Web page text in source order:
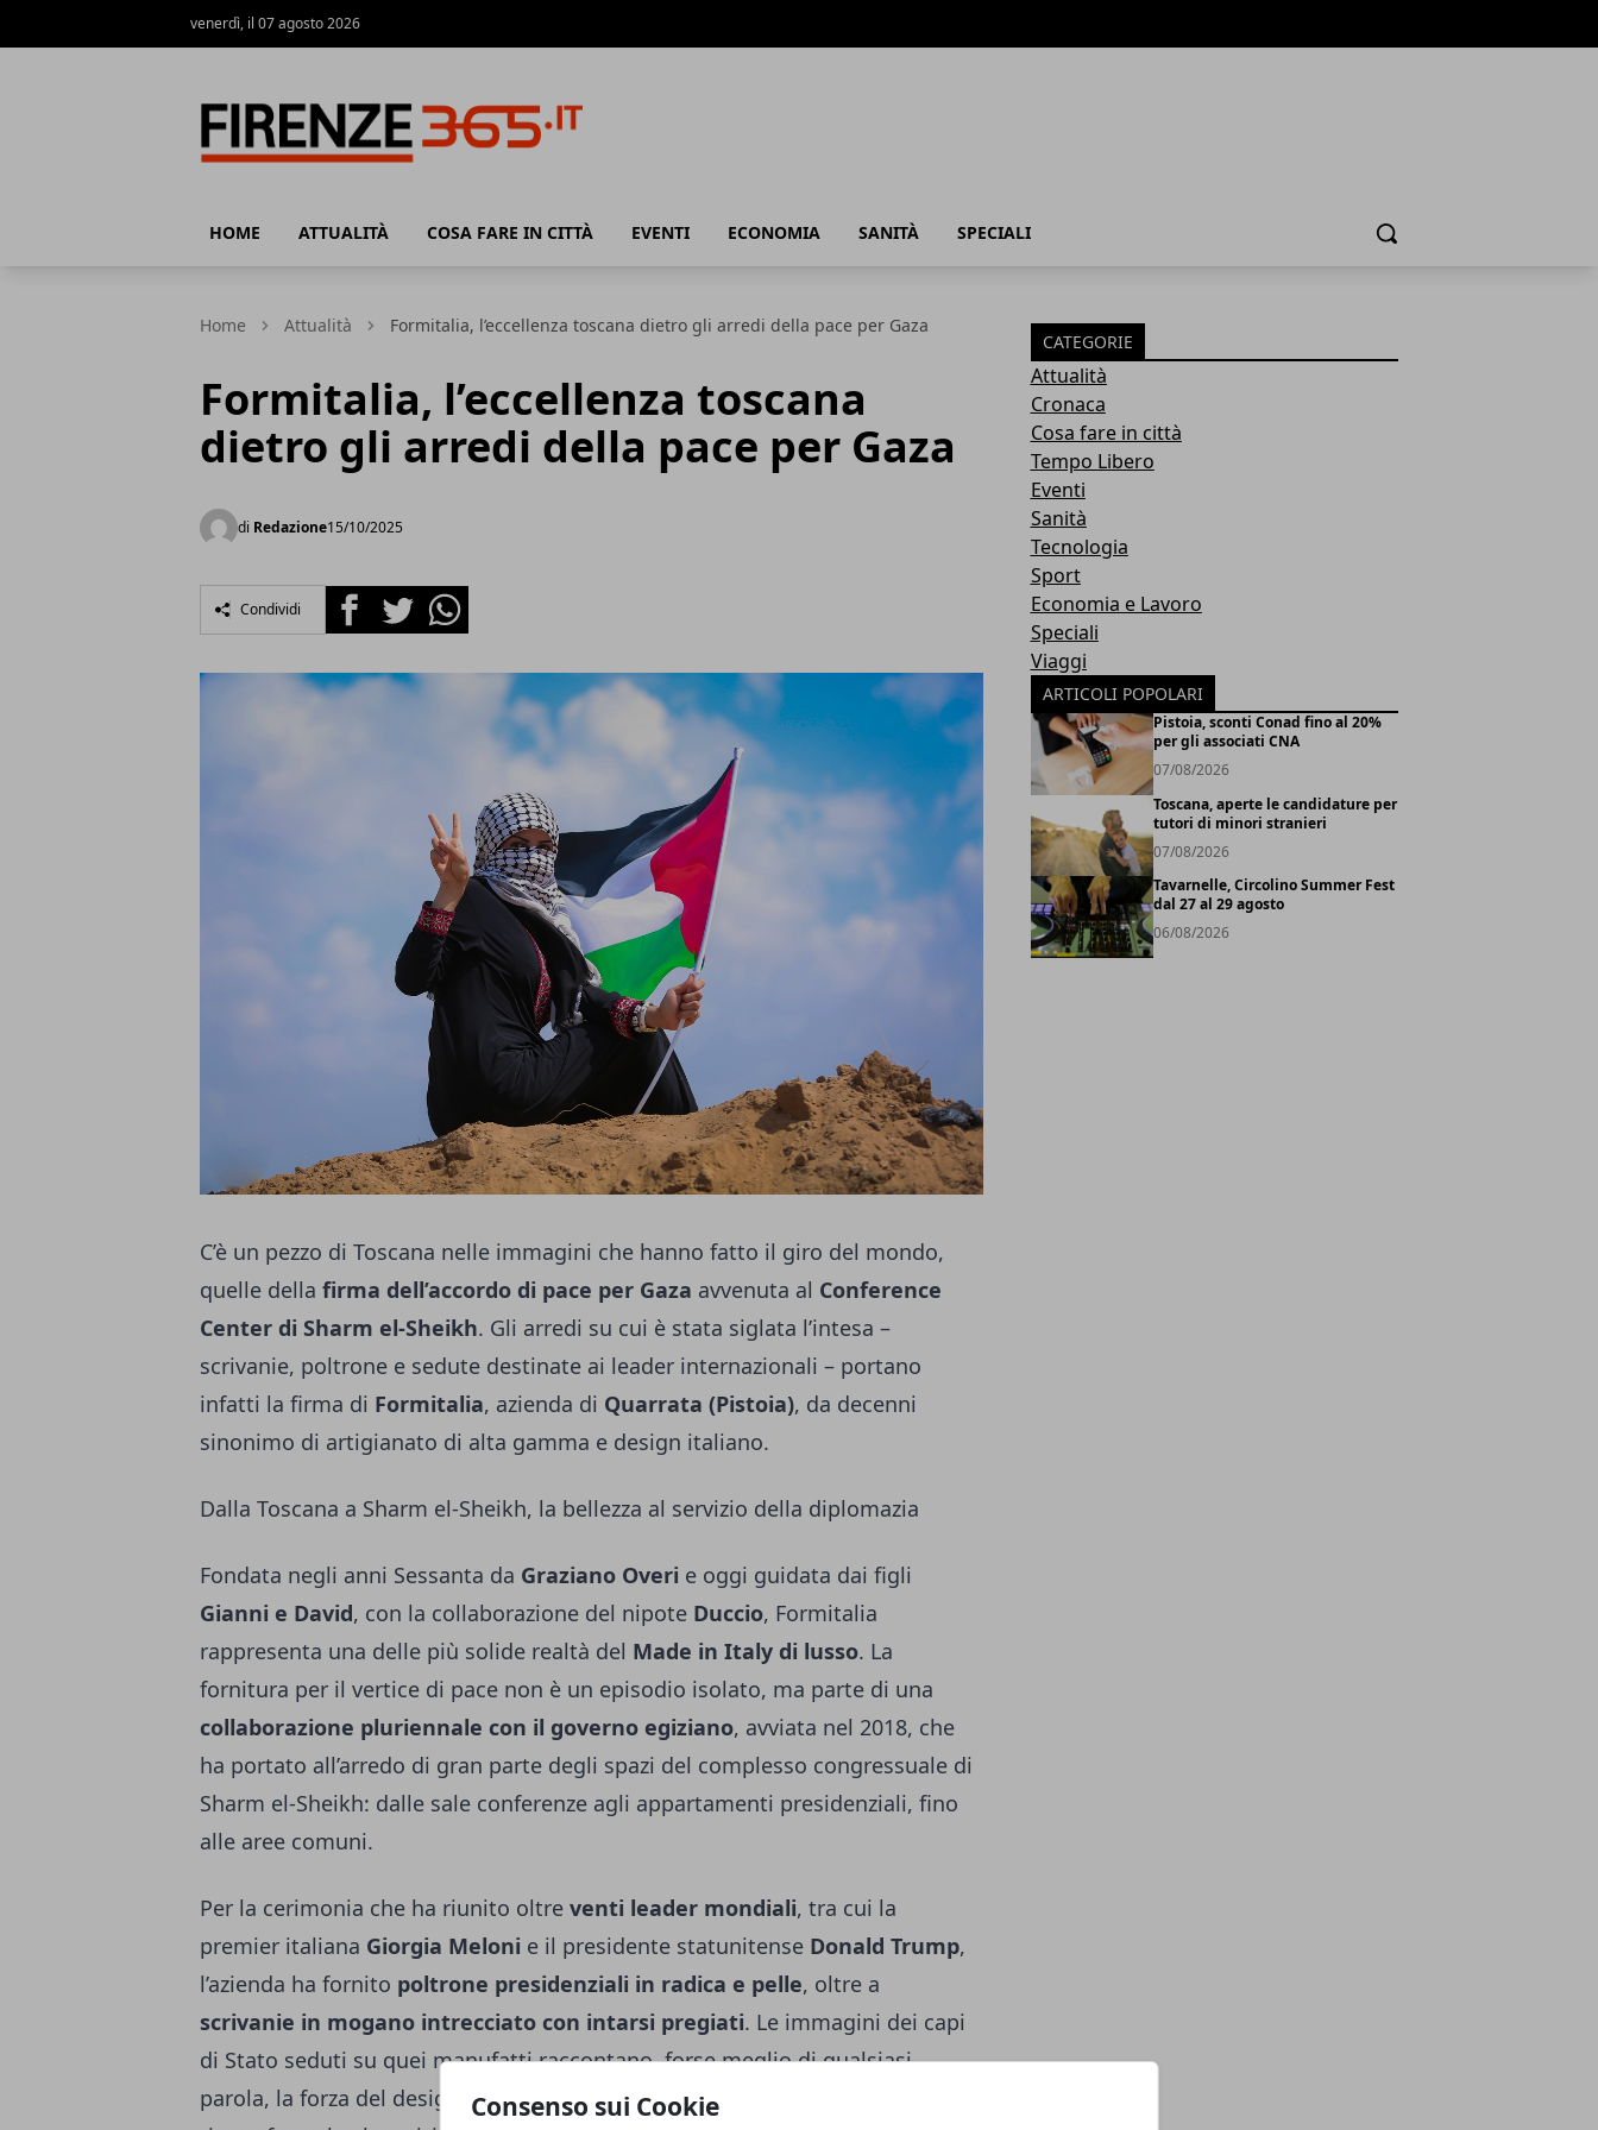
Consenso sui Cookie
venerdì, il 07 agosto 2026
HOME ATTUALITÀ COSA FARE IN CITTÀ EVENTI ECONOMIA SANITÀ SPECIALI Cerca
Home Attualità Formitalia, l’eccellenza toscana dietro gli arredi della pace per Gaza
Formitalia, l’eccellenza toscana
dietro gli arredi della pace per Gaza
di Redazione15/10/2025
Condividi FacebookTwitterWhatsapp
C’è un pezzo di Toscana nelle immagini che hanno fatto il giro del mondo,
quelle della firma dell’accordo di pace per Gaza avvenuta al Conference
Center di Sharm el-Sheikh. Gli arredi su cui è stata siglata l’intesa –
scrivanie, poltrone e sedute destinate ai leader internazionali – portano
infatti la firma di Formitalia, azienda di Quarrata (Pistoia), da decenni
sinonimo di artigianato di alta gamma e design italiano.
Dalla Toscana a Sharm el-Sheikh, la bellezza al servizio della diplomazia
Fondata negli anni Sessanta da Graziano Overi e oggi guidata dai figli
Gianni e David, con la collaborazione del nipote Duccio, Formitalia
rappresenta una delle più solide realtà del Made in Italy di lusso. La
fornitura per il vertice di pace non è un episodio isolato, ma parte di una
collaborazione pluriennale con il governo egiziano, avviata nel 2018, che
ha portato all’arredo di gran parte degli spazi del complesso congressuale di
Sharm el-Sheikh: dalle sale conferenze agli appartamenti presidenziali, fino
alle aree comuni.
Per la cerimonia che ha riunito oltre venti leader mondiali, tra cui la
premier italiana Giorgia Meloni e il presidente statunitense Donald Trump,
l’azienda ha fornito poltrone presidenziali in radica e pelle, oltre a
scrivanie in mogano intrecciato con intarsi pregiati. Le immagini dei capi
di Stato seduti su quei manufatti raccontano, forse meglio di qualsiasi
parola, la forza del design come linguaggio universale: equilibrio, eleganza e
CATEGORIE
Attualità
Cronaca
Cosa fare in città
Tempo Libero
Eventi
Sanità
Tecnologia
Sport
Economia e Lavoro
Speciali
Viaggi
ARTICOLI POPOLARI
Pistoia, sconti Conad fino al 20%
per gli associati CNA
07/08/2026
Toscana, aperte le candidature per
tutori di minori stranieri
07/08/2026
Tavarnelle, Circolino Summer Fest
dal 27 al 29 agosto
06/08/2026